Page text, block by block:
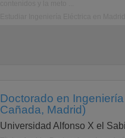
Doctorado en
Cañada, Madrid)
Universidad Alfonso X el